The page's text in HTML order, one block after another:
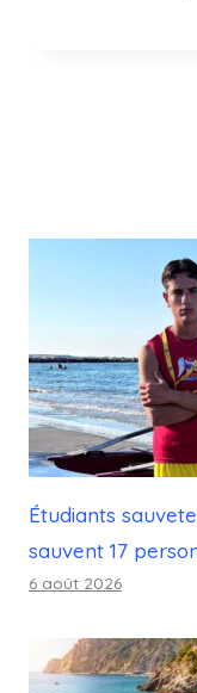
Étudiants
sauvent 17
6 août 2026